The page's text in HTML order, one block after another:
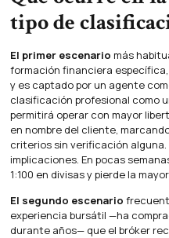
tipo de
El primer escenario más
formación financiera
y es captado por un agente
clasificación profesional como
permitirá operar con mayor
en nombre del cliente,
criterios sin verificación
implicaciones. En pocas
1:100 en divisas y pierde la
El segundo escenario
experiencia bursátil —ha
durante años— que el bróker